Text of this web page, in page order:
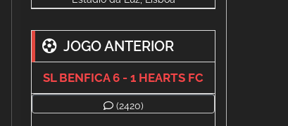
JOGO ANTERIOR
SL BENFICA 6 - 1 HEARTS FC
(2420)